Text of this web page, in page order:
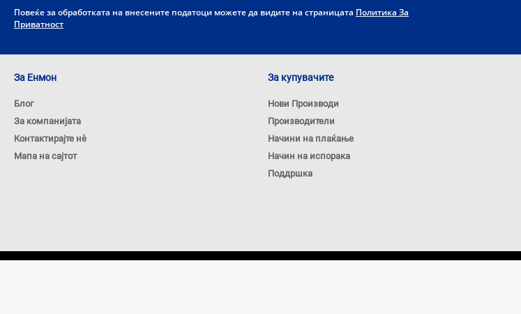
Повеќе за обработката на внесените податоци можете да видите на страницата Политика За
Приватност
За Енмон
Блог
За компанијата
Контактирајте нѐ
Мапа на сајтот
За купувачите
Нови Производи
Производители
Начини на плаќање
Начин на испорака
Поддршка